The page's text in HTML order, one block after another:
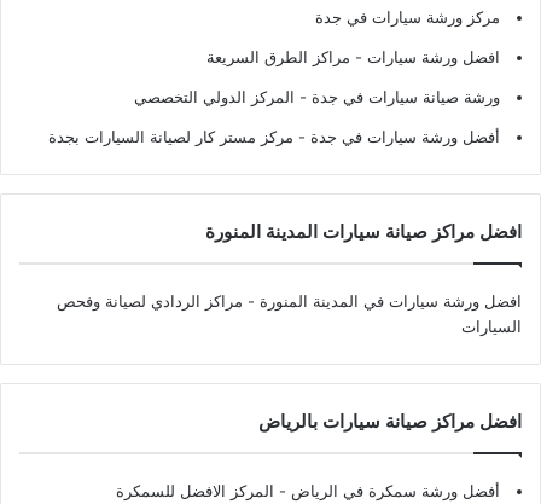
مركز ورشة سيارات في جدة
افضل ورشة سيارات - مراكز الطرق السريعة
ورشة صيانة سيارات في جدة - المركز الدولي التخصصي
أفضل ورشة سيارات في جدة - مركز مستر كار لصيانة السيارات بجدة
افضل مراكز صيانة سيارات المدينة المنورة
افضل ورشة سيارات في المدينة المنورة - مراكز الردادي لصيانة وفحص
السيارات
افضل مراكز صيانة سيارات بالرياض
أفضل ورشة سمكرة في الرياض - المركز الافضل للسمكرة